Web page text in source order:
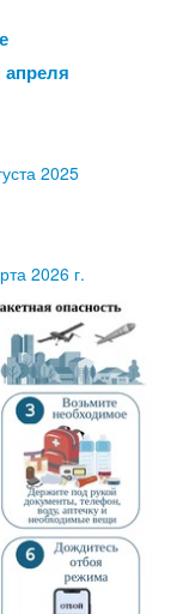
2025
2026 г.